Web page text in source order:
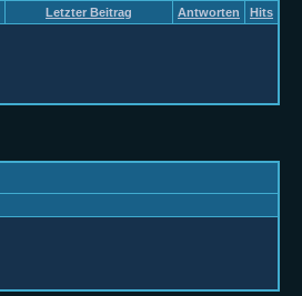
Letzter Beitrag Antworten Hits